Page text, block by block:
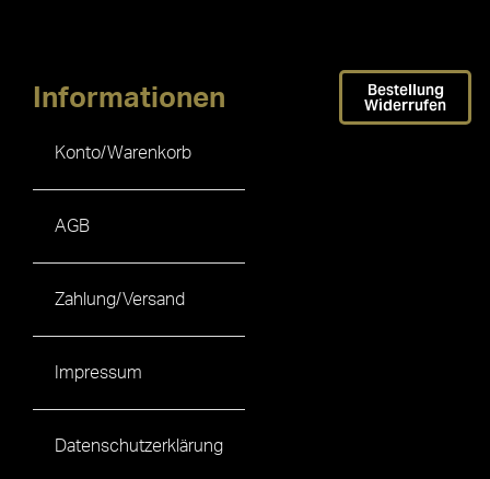
Informationen
Konto/Warenkorb
AGB
Zahlung/Versand
Impressum
Datenschutzerklärung
Bestellung
Widerrufen